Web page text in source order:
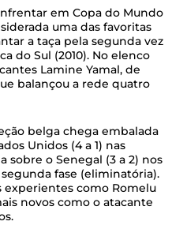
em Copa do Mundo
uma das favoritas
a taça pela segunda vez
do Sul (2010). No elenco
Lamine Yamal, de
balançou a rede quatro
belga chega embalada
Unidos (4 a 1) nas
sobre o Senegal (3 a 2) nos
fase (eliminatória).
como Romelu
novos como o atacante